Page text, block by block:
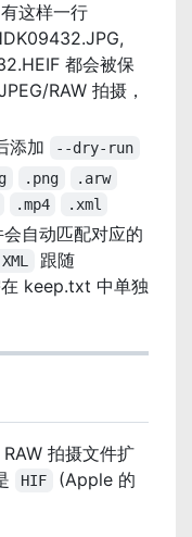
这样一行
都会被保
RAW 拍摄，
添加
--dry-run
.png
.arw
.mp4 .xml
自动匹配对应的
跟随
keep.txt 中单独
RAW 拍摄文件扩
HIF
(Apple 的